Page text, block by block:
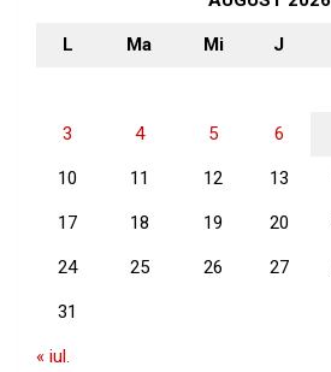
L Ma Mi J
3 4 5 6
10 11 12 13
17 18 19 20
24 25 26 27
31
« iul.